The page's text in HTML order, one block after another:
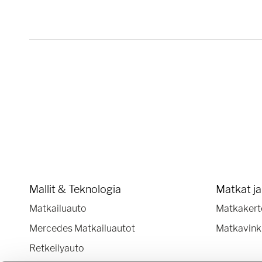
Mallit & Teknologia
Matkailuauto
Mercedes Matkailuautot
Retkeilyauto
Matkat